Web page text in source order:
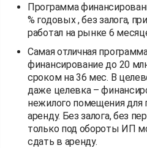
Программа
% годовых , без залога,
работал на рынке 6
Самая отличная
финансирование до 20
сроком на 36 мес. В
даже целевка –
нежилого помещения
аренду. Без залога, без
только под обороты ИП
сдать в аренду.